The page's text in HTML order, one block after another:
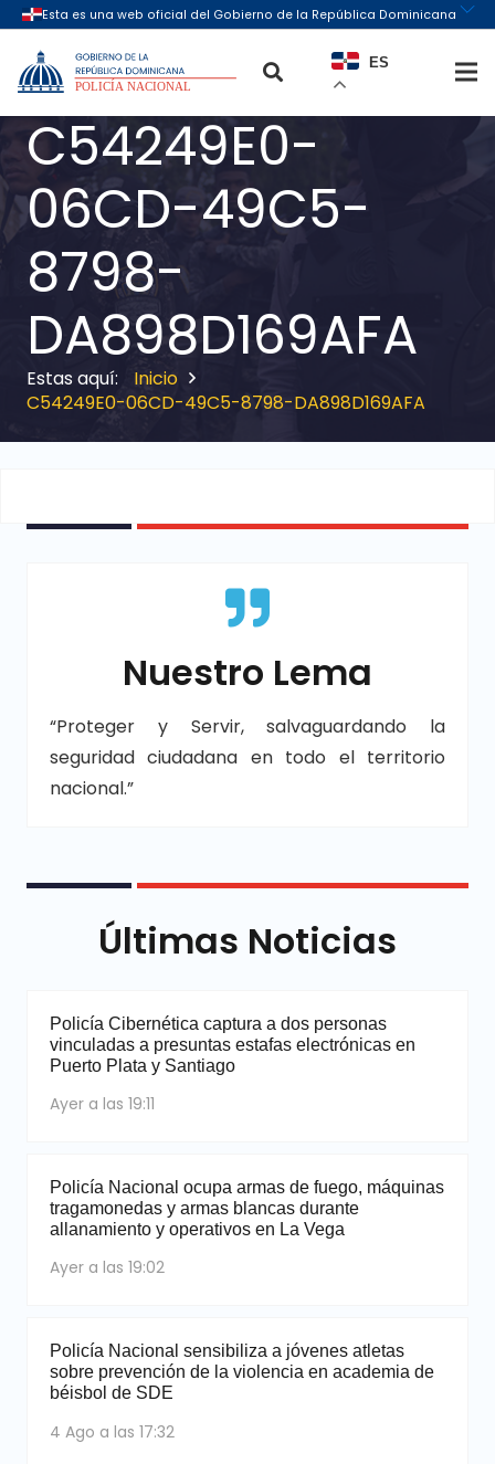
ES
C54249E0-
06CD-49C5-
8798-
DA898D169AFA
Inicio
C54249E0-06CD-49C5-8798-DA898D169AFA
Nuestro Lema
“Proteger y Servir, salvaguardando la
seguridad ciudadana en todo el territorio
nacional.”
Últimas Noticias
Policía Cibernética captura a dos personas
vinculadas a presuntas estafas electrónicas en
Puerto Plata y Santiago
Ayer a las 19:11
Policía Nacional ocupa armas de fuego, máquinas
tragamonedas y armas blancas durante
allanamiento y operativos en La Vega
Ayer a las 19:02
Policía Nacional sensibiliza a jóvenes atletas
sobre prevención de la violencia en academia de
béisbol de SDE
4 Ago a las 17:32